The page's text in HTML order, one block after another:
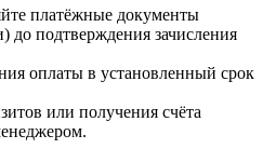
платёжные документы
до подтверждения зачисления
оплаты в установленный срок
или получения счёта